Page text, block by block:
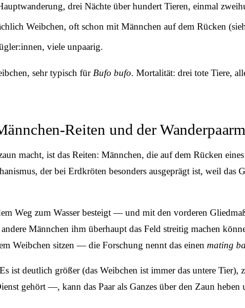
drei Nächte über hundert Tieren, einmal
Weibchen, oft schon mit Männchen auf dem Rücken
viele unpaarig.
sehr typisch für Bufo bufo. Mortalität: drei tote Tiere,
Reiten und der
macht, ist das Reiten: Männchen, die auf dem Rücken
der bei Erdkröten besonders ausgeprägt ist, weil das
Weg zum Wasser besteigt — und mit den vorderen
Männchen ihm überhaupt das Feld streitig machen
Weibchen sitzen — die Forschung nennt das einen mating
ist deutlich größer (das Weibchen ist immer das untere
gehört —, kann das Paar als Ganzes über den Zaun heben